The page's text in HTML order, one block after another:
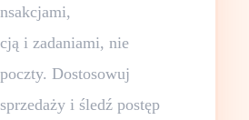
i zadaniami, nie
Dostosowuj
i śledź postęp